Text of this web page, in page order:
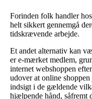
Forinden folk handler
helt sikkert gennemgå
tidskrævende arbejde.
Et andet alternativ kan
er e-mærket medlem,
internet webshoppen
udover at online
indsigt i de gældende
hjælpende hånd, såfremt